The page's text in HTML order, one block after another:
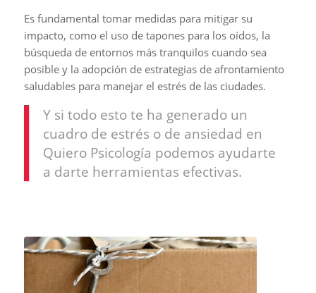
Es fundamental tomar medidas para mitigar su
impacto, como el uso de tapones para los oídos, la
búsqueda de entornos más tranquilos cuando sea
posible y la adopción de estrategias de afrontamiento
saludables para manejar el estrés de las ciudades.
Y si todo esto te ha generado un
cuadro de estrés o de ansiedad en
Quiero Psicología podemos ayudarte
a darte herramientas efectivas.